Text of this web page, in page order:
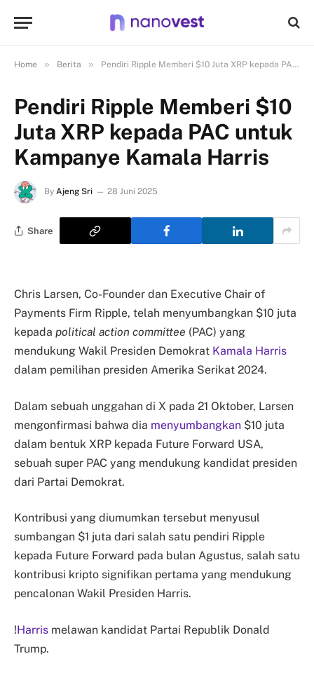
Home » Berita » Pendiri Ripple Memberi $10 Juta XRP kepada PAC untuk Kampanye Kamala Harris
Pendiri Ripple Memberi $10
Juta XRP kepada PAC untuk
Kampanye Kamala Harris
By Ajeng Sri 28 Juni 2025
Share
Chris Larsen, Co-Founder dan Executive Chair of
Payments Firm Ripple, telah menyumbangkan $10 juta
kepada political action committee (PAC) yang
mendukung Wakil Presiden Demokrat Kamala Harris
dalam pemilihan presiden Amerika Serikat 2024.
Dalam sebuah unggahan di X pada 21 Oktober, Larsen
mengonfirmasi bahwa dia menyumbangkan $10 juta
dalam bentuk XRP kepada Future Forward USA,
sebuah super PAC yang mendukung kandidat presiden
dari Partai Demokrat.
Kontribusi yang diumumkan tersebut menyusul
sumbangan $1 juta dari salah satu pendiri Ripple
kepada Future Forward pada bulan Agustus, salah satu
kontribusi kripto signifikan pertama yang mendukung
pencalonan Wakil Presiden Harris.
!Harris melawan kandidat Partai Republik Donald
Trump.